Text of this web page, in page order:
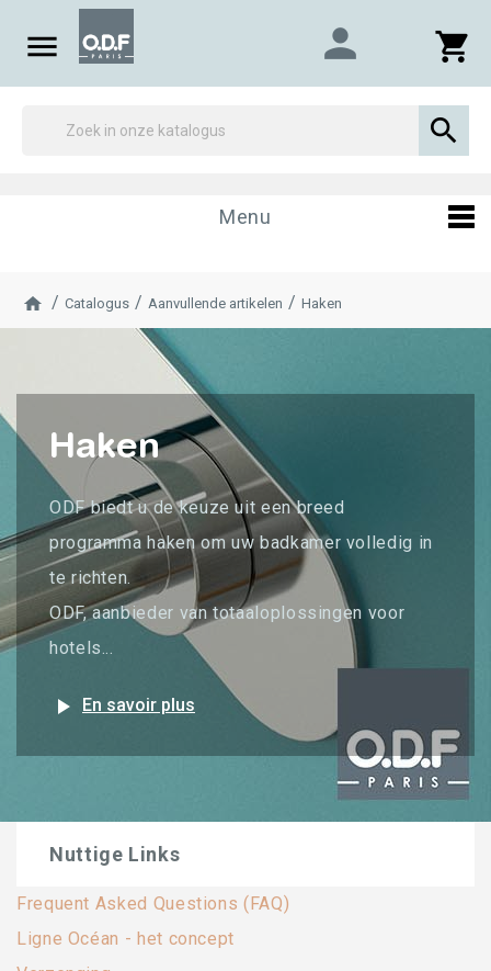
 shopping_cart
person

Menu
Catalogus Aanvullende artikelen Haken
Haken
ODF biedt u de keuze uit een breed
programma haken om uw badkamer volledig in
te richten.
ODF, aanbieder van totaaloplossingen voor
hotels...
play_arrow En savoir plus
Nuttige Links
Frequent Asked Questions (FAQ)
Ligne Océan - het concept